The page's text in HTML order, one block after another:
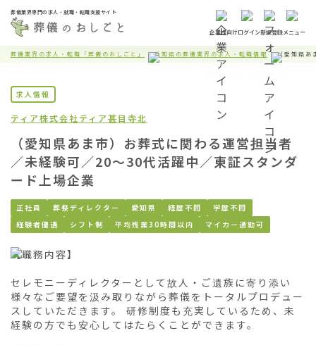
葬儀業界専門の求人・就職・転職支援サイト
企業様向けログイン新規登録メニュー
葬儀業界の求人・転職「葬儀のおしごと」 愛知県の葬儀業界の求人・転職情報 （愛知県あ
求人情報
ティア株式会社ティア甚目寺北
（愛知県あま市）お葬式に関わる運営担当者
／未経験可／20〜30代活躍中／東証スタンダ
ード上場企業
正社員 葬祭ディレクター 愛知県 経歴不問
学歴不問
経験者優遇
シフト制 平均残業30時間以内 マイカー通勤可
【職務内容】
セレモニーディレクターとして故人・ご遺族に寄り添い
様々なご要望を汲み取りながら葬儀をトータルプロデュー
スしていただきます。 研修制度も充実しているため、未
経験の方でも安心してはたらくことができます。